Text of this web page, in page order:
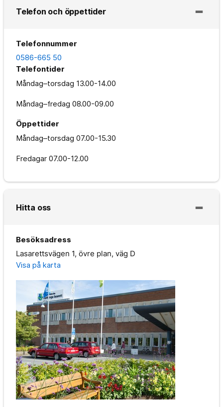
Telefon och öppettider
Telefonnummer
0586-665 50
Telefontider
Måndag–torsdag 13.00-14.00
Måndag–fredag 08.00-09.00
Öppettider
Måndag–torsdag 07.00-15.30
Fredagar 07.00-12.00
Hitta oss
Besöksadress
Lasarettsvägen 1, övre plan, väg D
Visa på karta